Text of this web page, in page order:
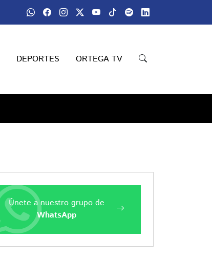
DEPORTES ORTEGA TV
Únete a nuestro grupo de
WhatsApp